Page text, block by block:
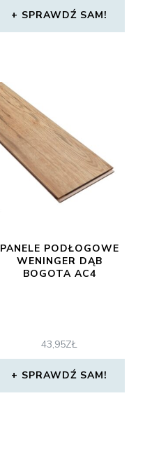
SPRAWDŹ SAM!
PANELE PODŁOGOWE
WENINGER DĄB
BOGOTA AC4
43,95ZŁ
SPRAWDŹ SAM!